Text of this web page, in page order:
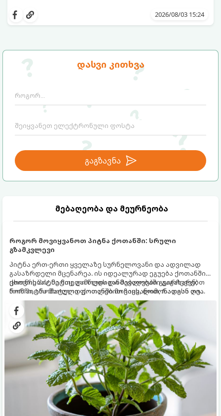
დასვი კითხვა
გაგზავნა
მებაღეობა და მეურნეობა
როგორ მოვიყვანოთ პიტნა ქოთანში: სრული
გზამკვლევი
პიტნა ერთ-ერთი ყველაზე სურნელოვანი და ადვილად
გასაზრდელი მცენარეა. ის იდეალურად ეგუება ქოთანში
ცხოვრებას, მეტიც, გამოცდილი მებაღეები გვირჩევენ,
რომ პიტნა მხოლოდ ქოთანში მოვიყვანოთ, რადგან ღია
გრუნტში (ბაღში) დარგვისას ის ფესვებით ძალიან
სწრაფად ვრცელდება და სხვა მცენარეებს ავიწროებს.
ქოთნის პიტნა მთელი წლის განმავლობაში გაგახარებთ
ნორჩი, არომატული ფოთლებით ჩაის, ლიმონათისა თუ
კერძებისთვის.
დამოუკიდებლად მოიპოვონ.
არ დავეხმარებით, მათ შესაძლოა
გთავაზობთ მებაღეების გამოცდილ
როგორ გადავარჩინოთ ახალგაზრდა ხეები
2026/08/03 15:24